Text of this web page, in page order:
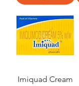
Imiquad Cream